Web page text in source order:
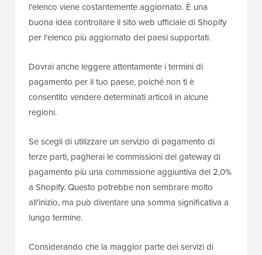
l'elenco viene costantemente aggiornato. È una
buona idea controllare il sito web ufficiale di Shopify
per l'elenco più aggiornato dei paesi supportati.
Dovrai anche leggere attentamente i termini di
pagamento per il tuo paese, poiché non ti è
consentito vendere determinati articoli in alcune
regioni.
Se scegli di utilizzare un servizio di pagamento di
terze parti, pagherai le commissioni del gateway di
pagamento più una commissione aggiuntiva del 2,0%
a Shopify. Questo potrebbe non sembrare molto
all'inizio, ma può diventare una somma significativa a
lungo termine.
Considerando che la maggior parte dei servizi di